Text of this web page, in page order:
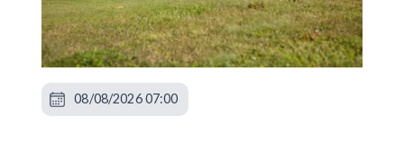
08/08/2026 07:00